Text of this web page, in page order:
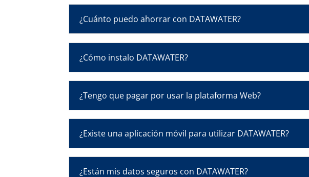
¿Cuánto puedo ahorrar con DATAWATER?
¿Cómo instalo DATAWATER?
¿Tengo que pagar por usar la plataforma Web?
¿Existe una aplicación móvil para utilizar DATAWATER?
¿Están mis datos seguros con DATAWATER?